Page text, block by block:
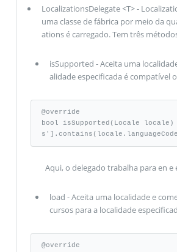
LocalizationsDelegate <T> -
uma classe de fábrica por meio da
ations é carregado. Tem três
isSupported - Aceita uma
alidade especificada é compatível
@override
bool isSupported(Locale
Aqui, o delegado trabalha para en e
load - Aceita uma localidade e
cursos para a localidade
@override